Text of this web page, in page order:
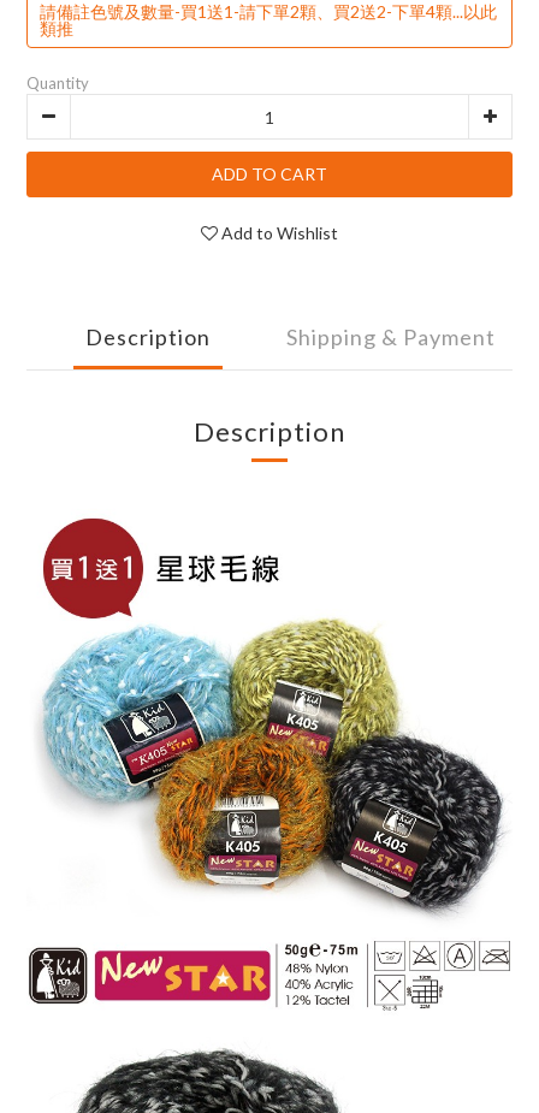
請備註色號及數量-買1送1-請下單2顆、買2送2-下單4顆...以此
類推
Quantity
ADD TO CART
Add to Wishlist
Description Shipping & Payment
Description